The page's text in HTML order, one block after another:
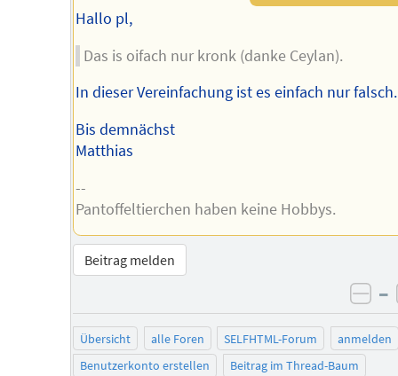
Hallo pl,
Das is oifach nur kronk (danke Ceylan).
In dieser Vereinfachung ist es einfach nur falsch.
Bis demnächst
Matthias
--
Pantoffeltierchen haben keine Hobbys.
Beitrag melden
–
Übersicht alle Foren SELFHTML-Forum
anmelden
Benutzerkonto erstellen
Beitrag im Thread-Baum